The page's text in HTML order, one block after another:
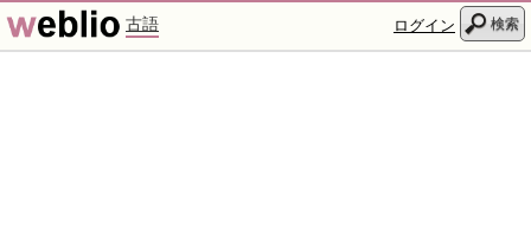
古語 ログイン 検索